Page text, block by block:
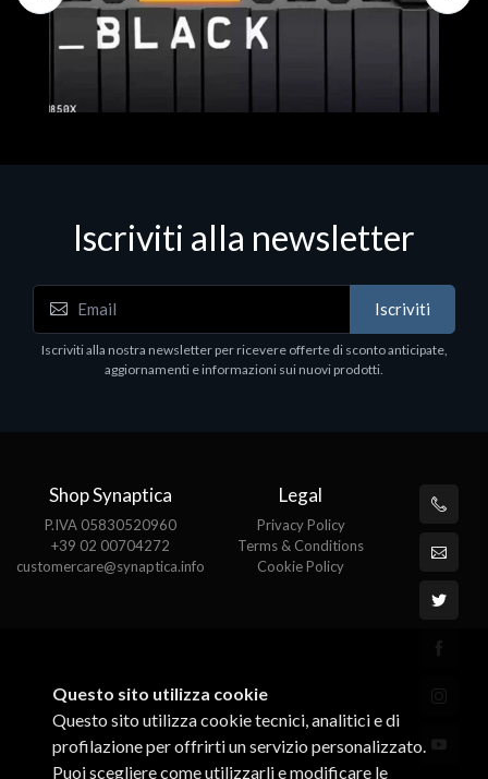
WD_BLACK SN850X NVMe SSD
WDBB9H0020BNC - SSD - 2 TB - interno - M.2
2280 - PCIe 4.0 (NVMe) - dissipatore integrato -
nero
Iscriviti alla newsletter
Iscriviti
Iscriviti alla nostra newsletter per ricevere offerte di sconto anticipate,
aggiornamenti e informazioni sui nuovi prodotti.
Shop Synaptica
P.IVA 05830520960
+39 02 00704272
customercare@synaptica.info
Legal
Privacy Policy
Terms & Conditions
Cookie Policy
Questo sito utilizza cookie
Questo sito utilizza cookie tecnici, analitici e di
profilazione per offrirti un servizio personalizzato.
Puoi scegliere come utilizzarli e modificare le